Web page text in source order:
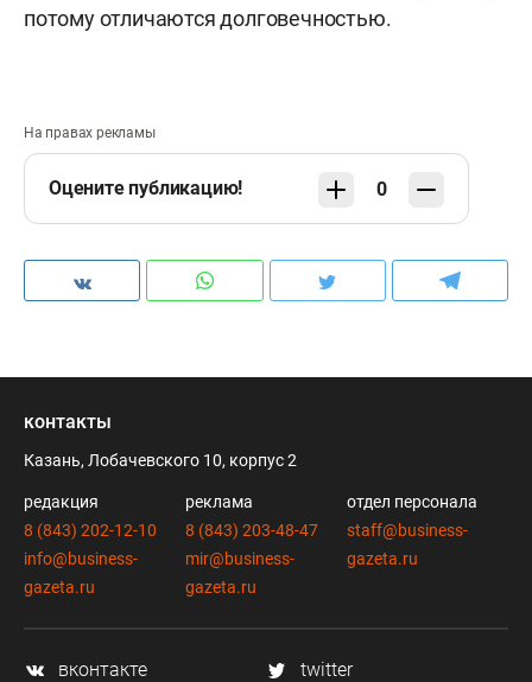
потому отличаются долговечностью.
На правах рекламы
Оцените публикацию! 0
контакты
Казань, Лобачевского 10, корпус 2
редакция
8 (843) 202-12-10
info@business-
gazeta.ru
реклама
8 (843) 203-48-47
mir@business-
gazeta.ru
отдел персонала
staff@business-
gazeta.ru
вконтакте
twitter